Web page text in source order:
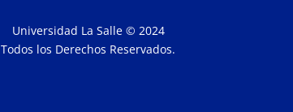
Universidad La Salle © 2024
Todos los Derechos Reservados.